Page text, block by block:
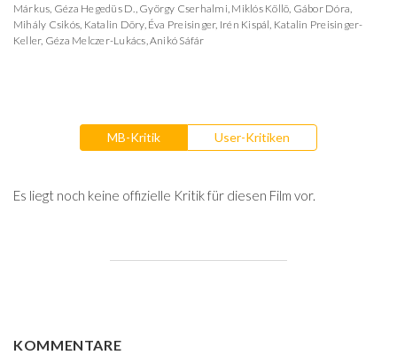
Márkus, Géza Hegedüs D., György Cserhalmi, Miklós Köllõ, Gábor Dóra,
Mihály Csikós, Katalin Dõry, Éva Preisinger, Irén Kispál, Katalin Preisinger-
Keller, Géza Melczer-Lukács,Anikó Sáfár
MB-Kritik User-Kritiken
Es liegt noch keine offizielle Kritik für diesen Film vor.
KOMMENTARE